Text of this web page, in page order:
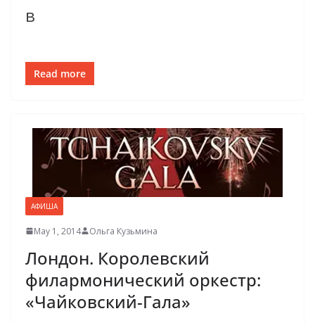
в
Read more
АФИША
May 1, 2014 Ольга Кузьмина
Лондон. Королевский
филармонический оркестр:
«Чайковский-Гала»